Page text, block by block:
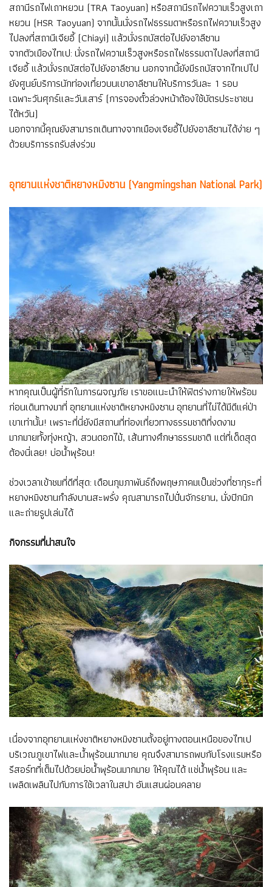
สถานีรถไฟเถาหยวน (TRA Taoyuan) หรือสถานีรถไฟความเร็วสูงเถา
หยวน (HSR Taoyuan) จากนั้นนั่งรถไฟธรรมดาหรือรถไฟความเร็วสูง
ไปลงที่สถานีเจียอี้ (Chiayi) แล้วนั่งรถบัสต่อไปยังอาลีซาน
จากตัวเมืองไทเป: นั่งรถไฟความเร็วสูงหรือรถไฟธรรมดาไปลงที่สถานี
เจียอี้ แล้วนั่งรถบัสต่อไปยังอาลีซาน นอกจากนี้ยังมีรถบัสจากไทเปไป
ยังศูนย์บริการนักท่องเที่ยวบนเขาอาลีซานให้บริการวันละ 1 รอบ
เฉพาะวันศุกร์และวันเสาร์ (การจองตั๋วล่วงหน้าต้องใช้บัตรประชาชน
ไต้หวัน)
นอกจากนี้คุณยังสามารถเดินทางจากเมืองเจียอี้ไปยังอาลีซานได้ง่าย ๆ
ด้วยบริการรถรับส่งร่วม
อุทยานแห่งชาติหยางหมิงซาน (Yangmingshan National Park)
หากคุณเป็นผู้ที่รักในการผจญภัย เราขอแนะนำให้ฟิตร่างกายให้พร้อม
ก่อนเดินทางมาที่ อุทยานแห่งชาติหยางหมิงซาน อุทยานที่ไม่ได้มีดีแค่ป่า
เขาเท่านั้น! เพราะที่นี่ยังมีสถานที่ท่องเที่ยวทางธรรมชาติที่งดงาม
มากมายทั้งทุ่งหญ้า, สวนดอกไม้, เส้นทางศึกษาธรรมชาติ แต่ที่เด็ดสุด
ต้องนี่เลย! บ่อน้ำพุร้อน!
ช่วงเวลาเข้าชมที่ดีที่สุด: เดือนกุมภาพันธ์ถึงพฤษภาคมเป็นช่วงที่ซากุระที่
หยางหมิงซานกำลังบานสะพรั่ง คุณสามารถไปปั่นจักรยาน, นั่งปิกนิก
และถ่ายรูปเล่นได้
กิจกรรมที่น่าสนใจ
เนื่องจากอุทยานแห่งชาติหยางหมิงซานตั้งอยู่ทางตอนเหนือของไทเป
บริเวณภูเขาไฟและน้ำพุร้อนมากมาย คุณจึงสามารถพบกับโรงแรมหรือ
รีสอร์ทที่เต็มไปด้วยบ่อน้ำพุร้อนมากมาย ให้คุณได้ แช่น้ำพุร้อน และ
เพลิดเพลินไปกับการใช้เวลาในสปา อันแสนผ่อนคลาย